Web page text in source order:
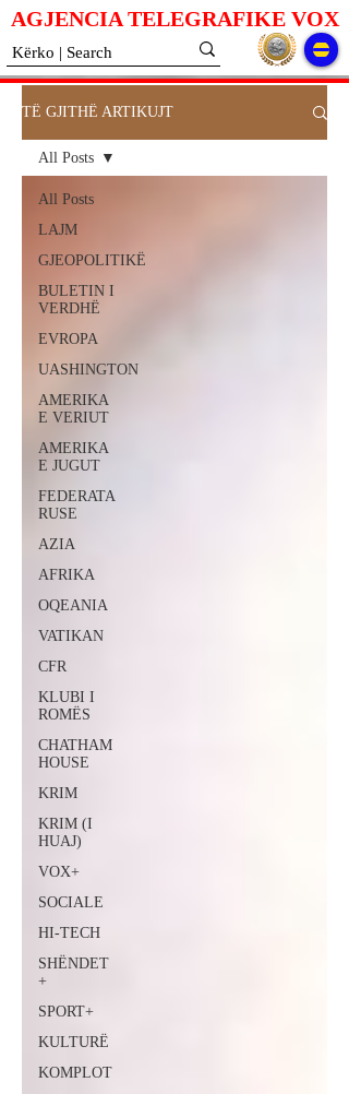
AGJENCIA TELEGRAFIKE VOX
TË GJITHË ARTIKUJT
All Posts
LAJM
GJEOPOLITIKË
BULETIN I
VERDHË
EVROPA
UASHINGTON
AMERIKA
E VERIUT
AMERIKA
E JUGUT
FEDERATA
RUSE
AZIA
AFRIKA
OQEANIA
VATIKAN
CFR
KLUBI I
ROMËS
CHATHAM
HOUSE
KRIM
KRIM (I
HUAJ)
VOX+
SOCIALE
HI-TECH
SHËNDET
+
SPORT+
KULTURË
KOMPLOT
All Posts